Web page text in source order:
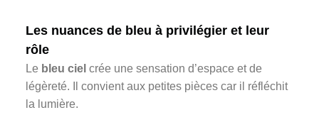
Les nuances de bleu à privilégier et leur
rôle
Le bleu ciel crée une sensation d’espace et de
légèreté. Il convient aux petites pièces car il réfléchit
la lumière.